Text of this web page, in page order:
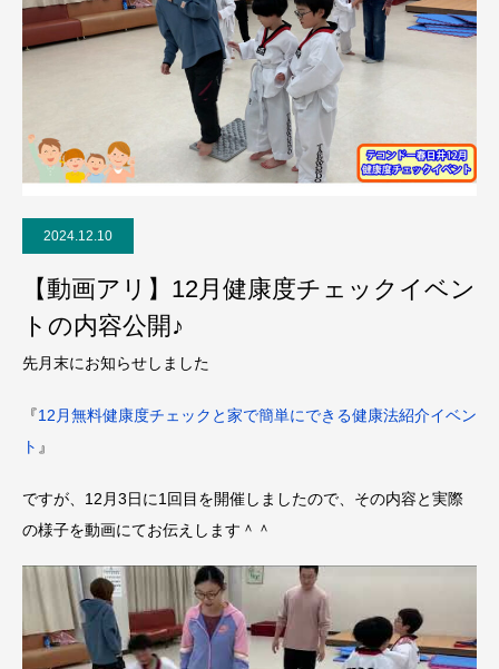
2024.12.10
【動画アリ】12月健康度チェックイベン
トの内容公開♪
先月末にお知らせしました
『12月無料健康度チェックと家で簡単にできる健康法紹介イベン
ト 』
ですが、12月3日に1回目を開催しましたので、その内容と実際
の様子を動画にてお伝えします＾＾